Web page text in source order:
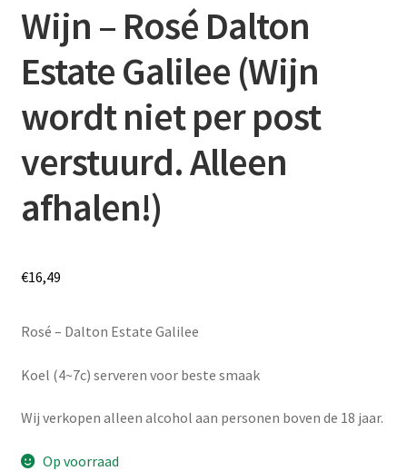
Wijn – Rosé Dalton
Estate Galilee (Wijn
wordt niet per post
verstuurd. Alleen
afhalen!)
€16,49
Rosé – Dalton Estate Galilee
Koel (4~7c) serveren voor beste smaak
Wij verkopen alleen alcohol aan personen boven de 18 jaar.
Op voorraad